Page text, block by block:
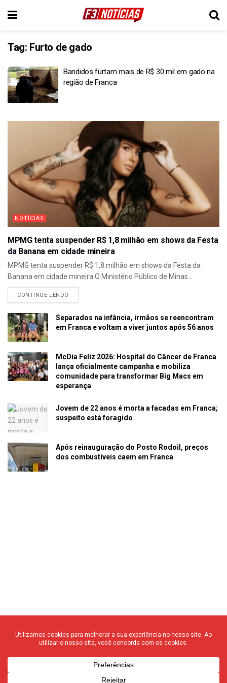
Tag: Furto de gado
Bandidos furtam mais de R$ 30 mil em gado na
região de Franca
NOTÍCIAS
MPMG tenta suspender R$ 1,8 milhão em shows da Festa
da Banana em cidade mineira
MPMG tenta suspender R$ 1,8 milhão em shows da Festa da
Banana em cidade mineira O Ministério Público de Minas...
CONTINUE LENDO
Separados na infância, irmãos se reencontram
em Franca e voltam a viver juntos após 56 anos
McDia Feliz 2026: Hospital do Câncer de Franca
lança oficialmente campanha e mobiliza
comunidade para transformar Big Macs em
esperança
Jovem de 22 anos é morta a facadas em Franca;
suspeito está foragido
Após reinauguração do Posto Rodoil, preços
dos combustíveis caem em Franca
© 2020 F3 Notícias – Todos os direitos reservados